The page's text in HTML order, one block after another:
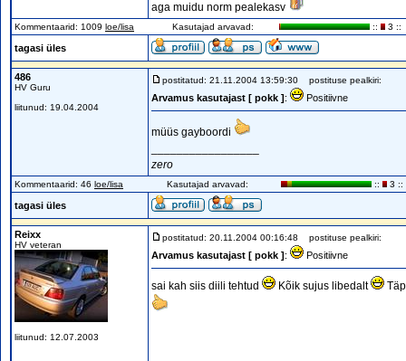
aga muidu norm pealekasv
Kommentaarid: 1009 loe/lisa Kasutajad arvavad: :: 3 ::
tagasi üles
486
HV Guru
liitunud: 19.04.2004
postitatud: 21.11.2004 13:59:30 postituse pealkiri:
Arvamus kasutajast [ pokk ]: Positiivne
müüs gayboordi
zero
Kommentaarid: 46 loe/lisa Kasutajad arvavad: :: 3 ::
tagasi üles
Reixx
HV veteran
liitunud: 12.07.2003
postitatud: 20.11.2004 00:16:48 postituse pealkiri:
Arvamus kasutajast [ pokk ]: Positiivne
sai kah siis diili tehtud Kõik sujus libedalt